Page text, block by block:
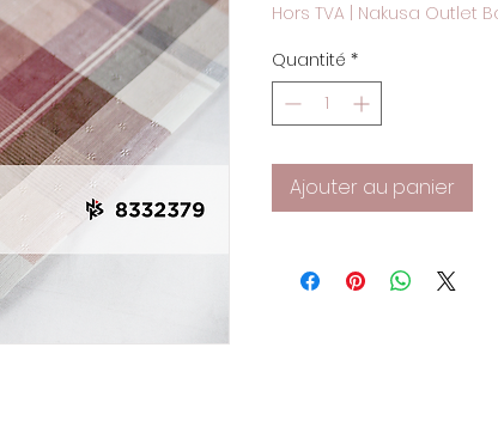
Hors TVA
Nakusa Outlet
Quantité *
Ajouter au panier